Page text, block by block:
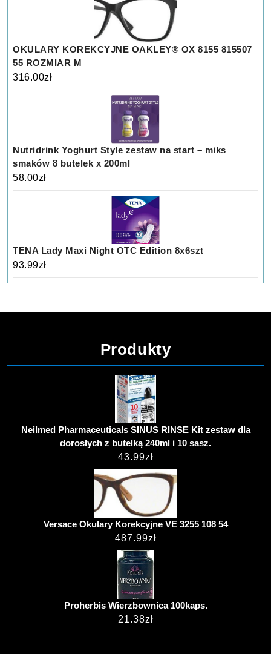
OKULARY KOREKCYJNE OAKLEY® OX 8155 815507
55 ROZMIAR M
316.00zł
Nutridrink Yoghurt Style zestaw na start – miks
smaków 8 butelek x 200ml
58.00zł
TENA Lady Maxi Night OTC Edition 8x6szt
93.99zł
Produkty
Neilmed Pharmaceuticals SINUS RINSE Kit zestaw dla
dorosłych z butelką 240ml i 10 sasz.
43.99zł
Versace Okulary Korekcyjne VE 3255 108 54
487.99zł
Proherbis Wierzbownica 100kaps.
21.38zł